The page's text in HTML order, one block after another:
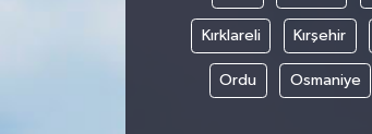
Kırklareli Kırşehir
Ordu Osmaniye